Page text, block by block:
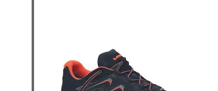
de
productpagina